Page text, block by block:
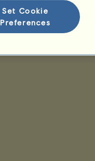
Set Cookie
Preferences